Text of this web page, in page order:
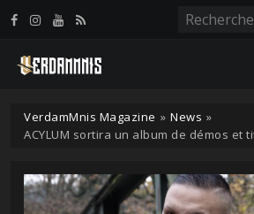
VerdamMnis Magazine » News »
ACYLUM sortira un album de démos et
Panneau de gestion des cookies